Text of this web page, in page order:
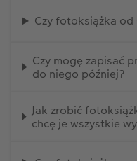
Czy fotoksiążka od
Czy mogę zapisać
do niego później?
Jak zrobić
chcę je wszystkie